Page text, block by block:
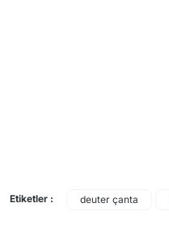
Etiketler : deuter çanta